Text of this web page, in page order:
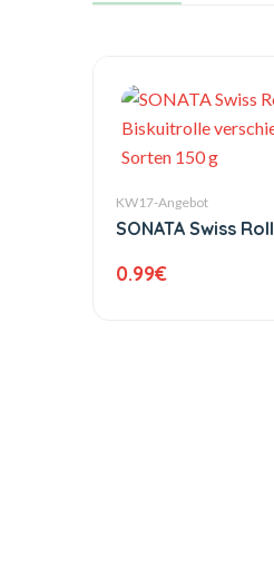
KW17-Angebot
SONATA Swiss Roll
Sorten 150 g
0.99€